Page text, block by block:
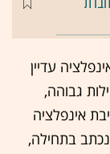
עומדת על 4.5%, והאינפלציה עדיין
גבוהה,
אינפלציה
בתחילה,